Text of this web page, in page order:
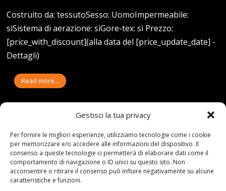
Gestisci la tua privacy
Per fornire le migliori esperienze, utilizziamo tecnologie come i cookie
per memorizzare e/o accedere alle informazioni del dispositivo. Il
consenso a queste tecnologie ci permetterà di elaborare dati come il
comportamento di navigazione o ID unici su questo sito. Non
acconsentire o ritirare il consenso può influire negativamente su alcune
caratteristiche e funzioni.
Costruito da: tessutoSesso: UomoImpermeabile:
sìSistema di aerazione: sìGore-tex: sì Prezzo:
[price_with_discount](alla data del [price_update_date] -
Dettagli)
Read more...
Articoli recenti
Assicurazione auto e sostituzione lunotto: le cose